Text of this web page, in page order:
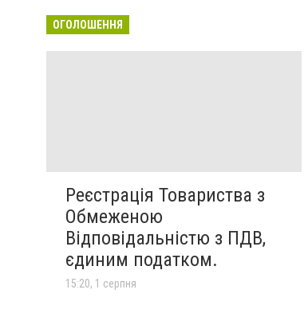
ОГОЛОШЕННЯ
Реєстрація Товариства з
Обмеженою
Відповідальністю з ПДВ,
єдиним податком.
15:20, 1 серпня